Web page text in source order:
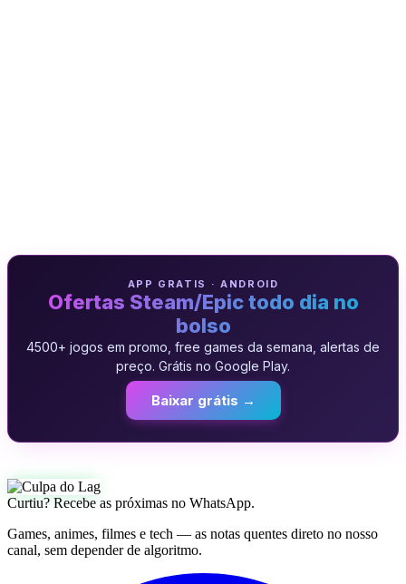
APP GRATIS · ANDROID
Ofertas Steam/Epic todo dia no
bolso
4500+ jogos em promo, free games da semana, alertas de
preço. Grátis no Google Play.
Baixar grátis →
Curtiu? Recebe as próximas no WhatsApp.
Games, animes, filmes e tech — as notas quentes direto no nosso
canal, sem depender de algoritmo.